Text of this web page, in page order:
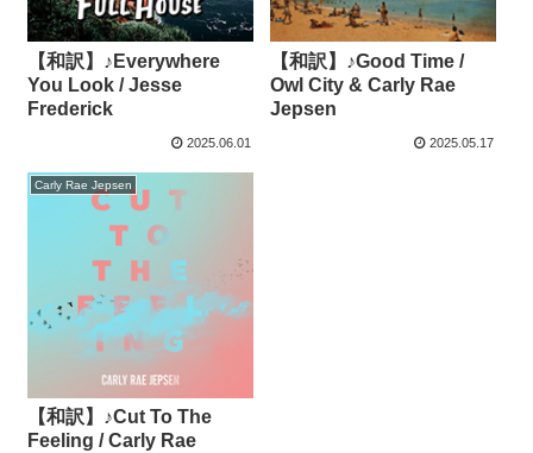
【和訳】♪Everywhere
You Look / Jesse
Frederick
2025.06.01
【和訳】♪Good Time /
Owl City & Carly Rae
Jepsen
2025.05.17
Carly Rae Jepsen
【和訳】♪Cut To The
Feeling / Carly Rae